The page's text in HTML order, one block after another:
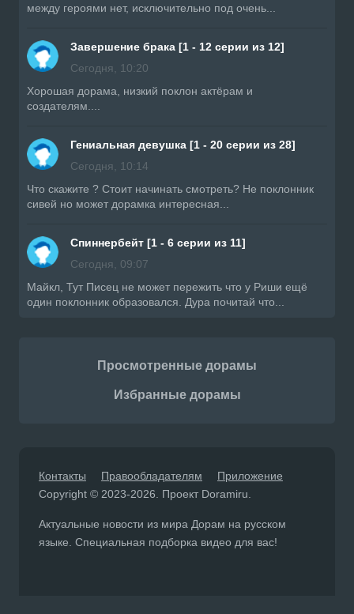
между героями нет, исключительно под очень...
Завершение брака [1 - 12 серии из 12]
Сегодня, 10:20
Хорошая дорама, низкий поклон актёрам и
создателям....
Гениальная девушка [1 - 20 серии из 28]
Сегодня, 10:14
Что скажите ? Стоит начинать смотреть? Не поклонник
сивей но может дорамка интересная...
Спиннербейт [1 - 6 серии из 11]
Сегодня, 09:07
Майкл, Тут Писец не может пережить что у Риши ещё
один поклонник образовался. Дура почитай что...
Просмотренные дорамы
Избранные дорамы
Контакты Правообладателям
Приложение
Copyright © 2023-2026. Проект Doramiru.
Актуальные новости из мира Дорам на русском
языке. Специальная подборка видео для вас!